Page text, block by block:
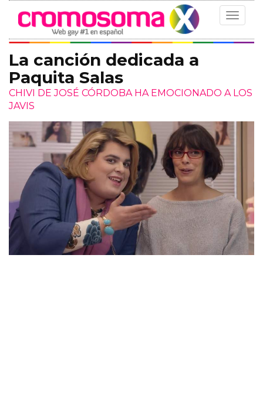
Toggle
La canción dedicada a
Paquita Salas
CHIVI DE JOSÉ CÓRDOBA HA EMOCIONADO A LOS
JAVIS